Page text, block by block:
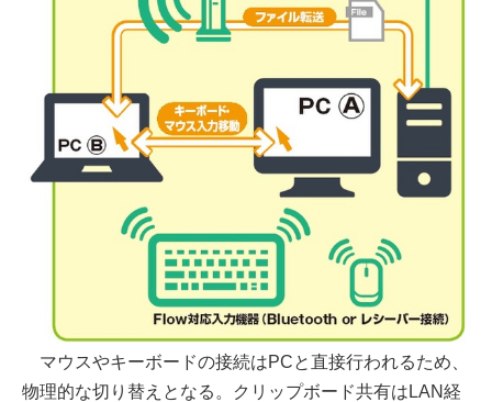
マウスやキーボードの接続はPCと直接行われるため、
物理的な切り替えとなる。クリップボード共有はLAN経